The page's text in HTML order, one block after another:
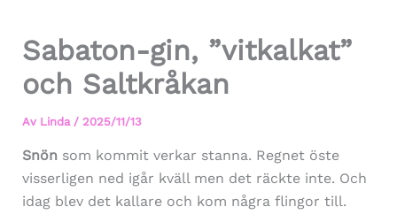
Sabaton-gin, ”vitkalkat”
och Saltkråkan
Av Linda / 2025/11/13
Snön som kommit verkar stanna. Regnet öste
visserligen ned igår kväll men det räckte inte. Och
idag blev det kallare och kom några flingor till.